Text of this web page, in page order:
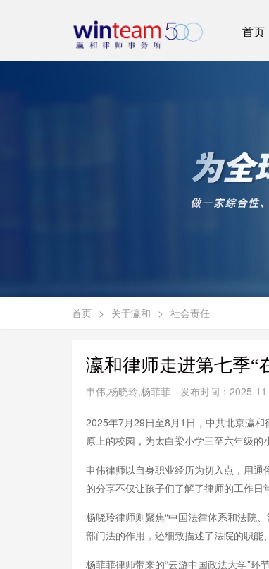
首页
首页 > 关于瀛和 > 社会责任
瀛和律师走进第七季“
申伟,杨晓玲,杨菲菲 发布时间：2025-
2025年7月29日至8月1日，中共北京瀛
原上的校园，为太白梁小学三至六年级的
申伟律师以自身职业经历为切入点，用
的分享不仅让孩子们了解了律师的工作日
杨晓玲律师则聚焦“中国法律体系和法院
部门法的作用，还细致描述了法院的职能
杨菲菲律师带来的“云游中国政法大学”环